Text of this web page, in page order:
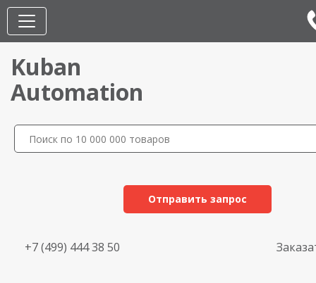
Kuban
Automation
Отправить запрос
+7 (499) 444 38 50